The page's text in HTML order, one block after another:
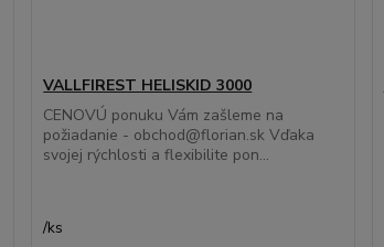
VALLFIREST HELISKID 3000
CENOVÚ ponuku Vám zašleme na
požiadanie - obchod@florian.sk Vďaka
svojej rýchlosti a flexibilite pon...
/ks